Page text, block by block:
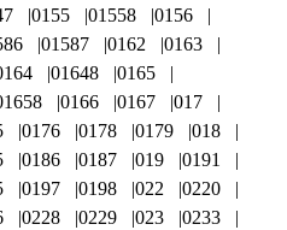
0155 01558
0156
01587 0162
0163
01648
0165
0166 0167
017
0176 0178 0179
018
0186 0187 019
0191
0197 0198 022
0220
0228 0229 023 0233